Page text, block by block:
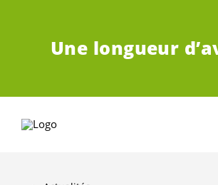
Une longueur